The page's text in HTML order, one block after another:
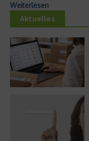
Weiterlesen
Aktuelles